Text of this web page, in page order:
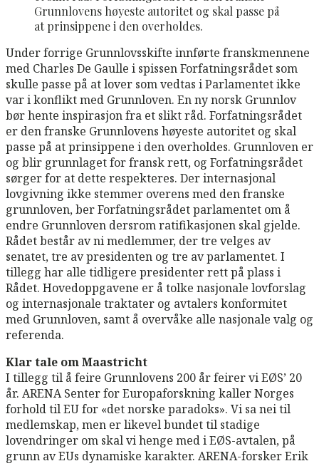
Grunnlovens høyeste autoritet og skal passe på
at prinsippene i den overholdes.
Under forrige Grunnlovsskifte innførte franskmennene
med Charles De Gaulle i spissen Forfatningsrådet som
skulle passe på at lover som vedtas i Parlamentet ikke
var i konflikt med Grunnloven. En ny norsk Grunnlov
bør hente inspirasjon fra et slikt råd. Forfatningsrådet
er den franske Grunnlovens høyeste autoritet og skal
passe på at prinsippene i den overholdes. Grunnloven er
og blir grunnlaget for fransk rett, og Forfatningsrådet
sørger for at dette respekteres. Der internasjonal
lovgivning ikke stemmer overens med den franske
grunnloven, ber Forfatningsrådet parlamentet om å
endre Grunnloven dersrom ratifikasjonen skal gjelde.
Rådet består av ni medlemmer, der tre velges av
senatet, tre av presidenten og tre av parlamentet. I
tillegg har alle tidligere presidenter rett på plass i
Rådet. Hovedoppgavene er å tolke nasjonale lovforslag
og internasjonale traktater og avtalers konformitet
med Grunnloven, samt å overvåke alle nasjonale valg og
referenda.
Klar tale om Maastricht
I tillegg til å feire Grunnlovens 200 år feirer vi EØS’ 20
år. ARENA Senter for Europaforskning kaller Norges
forhold til EU for «det norske paradoks». Vi sa nei til
medlemskap, men er likevel bundet til stadige
lovendringer om skal vi henge med i EØS-avtalen, på
grunn av EUs dynamiske karakter. ARENA-forsker Erik